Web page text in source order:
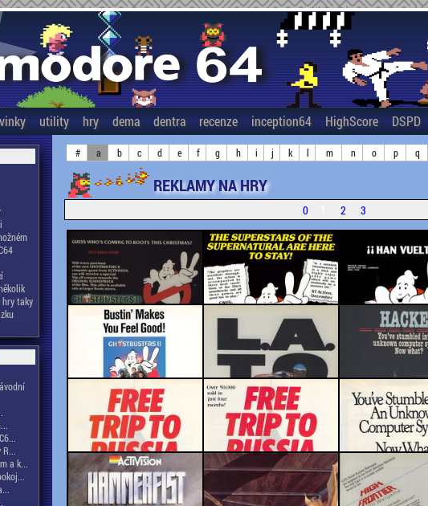
utility hry dema dentra recenze inception64 HighScore DSPD
taky
R...
a k...
# a b c d e f g h i j k l m n o p q
REKLAMY NA HRY
0 2 3